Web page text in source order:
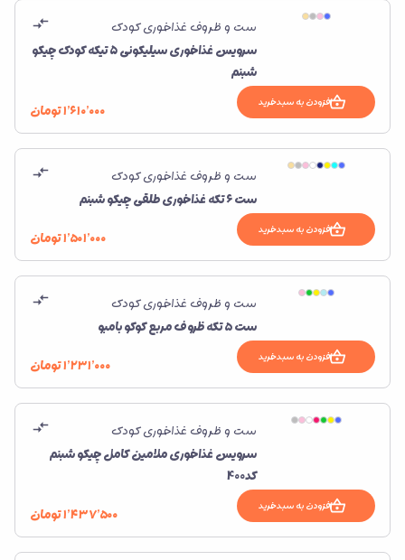
ست و ظروف غذاخوری کودک
سرویس غذاخوری سیلیکونی 5 تیکه کودک چیکو
شبنم
افزودن به سبدخرید ۱٬۶۱۰٬۰۰۰تومان
ست و ظروف غذاخوری کودک
ست 6 تکه غذاخوری طلقی چیکو شبنم
افزودن به سبدخرید ۱٬۵۰۱٬۰۰۰تومان
ست و ظروف غذاخوری کودک
ست ۵ تکه ظروف مربع کوکو بامبو
افزودن به سبدخرید ۱٬۲۳۱٬۰۰۰تومان
ست و ظروف غذاخوری کودک
سرویس غذاخوری ملامین کامل چیکو شبنم
کد400
افزودن به سبدخرید ۱٬۴۳۷٬۵۰۰تومان